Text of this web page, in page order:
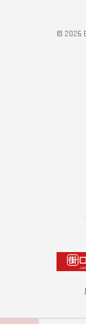
© 2026